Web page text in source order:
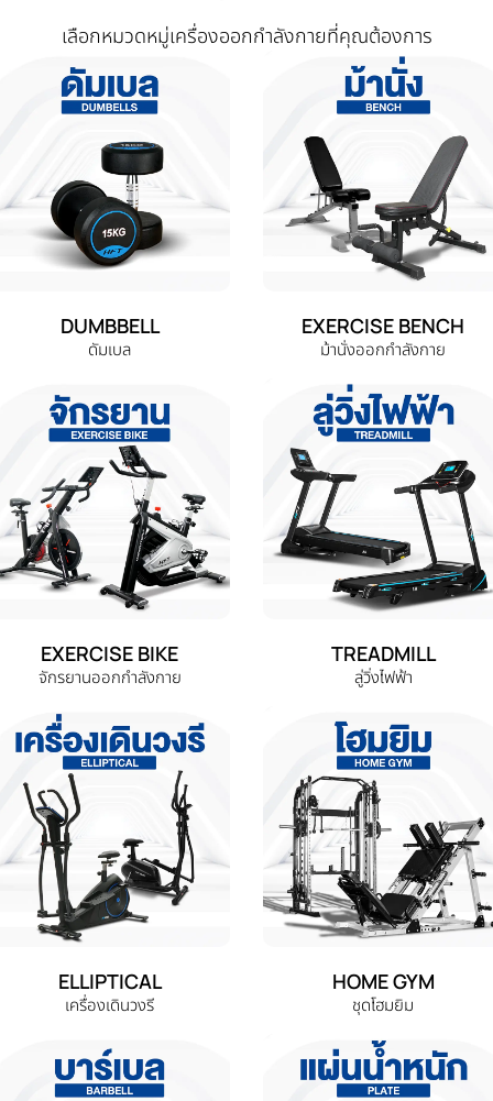
เลือกหมวดหมู่เครื่องออกกำลังกายที่คุณต้องการ
DUMBBELL
ดัมเบล
EXERCISE BENCH
ม้านั่งออกกำลังกาย
EXERCISE BIKE
จักรยานออกกำลังกาย
TREADMILL
ลู่วิ่งไฟฟ้า
ELLIPTICAL
เครื่องเดินวงรี
HOME GYM
ชุดโฮมยิม